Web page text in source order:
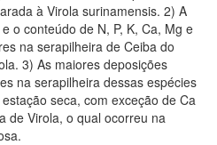
à Virola surinamensis. 2) A
o conteúdo de N, P, K, Ca, Mg e
na serapilheira de Ceiba do
3) As maiores deposições
na serapilheira dessas espécies
seca, com exceção de Ca
de Virola, o qual ocorreu na